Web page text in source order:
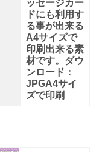
ッセージカー
ドにも利用す
る事が出来る
A4サイズで
印刷出来る素
材です。ダウ
ンロード：
JPGA4サイ
ズで印刷